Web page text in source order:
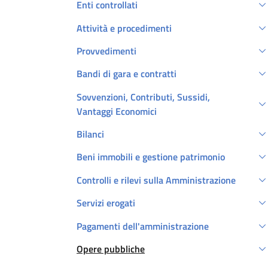
Enti controllati
Attività e procedimenti
Provvedimenti
Bandi di gara e contratti
Sovvenzioni, Contributi, Sussidi,
Vantaggi Economici
Bilanci
Beni immobili e gestione patrimonio
Controlli e rilevi sulla Amministrazione
Servizi erogati
Pagamenti dell'amministrazione
Opere pubbliche
Attivo